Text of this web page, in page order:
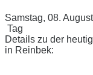
Samstag, 08.
Tag
Details zu der
in Reinbek: